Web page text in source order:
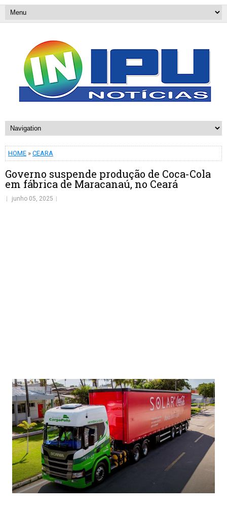
HOME » CEARA
Governo suspende produção de Coca-Cola
em fábrica de Maracanaú, no Ceará
junho 05, 2025